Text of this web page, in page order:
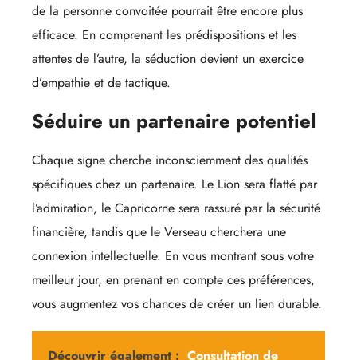
de la personne convoitée pourrait être encore plus
efficace. En comprenant les prédispositions et les
attentes de l’autre, la séduction devient un exercice
d’empathie et de tactique.
Séduire un partenaire potentiel
Chaque signe cherche inconsciemment des qualités
spécifiques chez un partenaire. Le Lion sera flatté par
l’admiration, le Capricorne sera rassuré par la sécurité
financière, tandis que le Verseau cherchera une
connexion intellectuelle. En vous montrant sous votre
meilleur jour, en prenant en compte ces préférences,
vous augmentez vos chances de créer un lien durable.
Découvrir également : Consultation de